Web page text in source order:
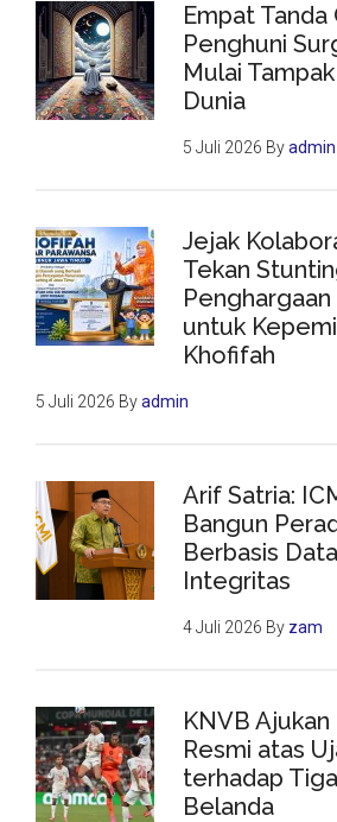
Empat Tanda
Penghuni
Mulai
Dunia
5 Juli 2026 Byadmin
Jejak
Tekan
untuk
Khofifah
5 Juli 2026 Byadmin
Arif Satria:
Bangun
Berbasis
Integritas
4 Juli 2026 By zam
KNVB
Resmi atas
terhadap
Belanda